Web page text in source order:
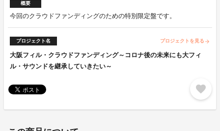
概要
今回のクラウドファンディングのための特別限定盤です。
プロジェクト名 プロジェクトを見る arrow_forward
大阪フィル・クラウドファンディング～コロナ後の未来にも大フィ
ル・サウンドを継承していきたい～
favorite